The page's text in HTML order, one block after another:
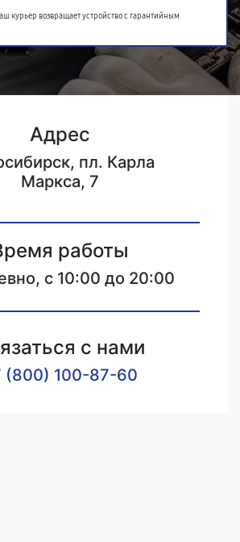
курьер возвращает устройство с гарантийным
Адрес
пл. Карла
Маркса, 7
работы
с 10:00 до 20:00
с нами
(800) 100-87-60